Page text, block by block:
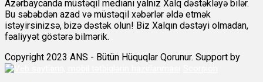
Azərbaycanda müstəqil medianı yalnız Xalq dəstəkləyə bilər.
Bu səbəbdən azad və müstəqil xəbərlər əldə etmək
istəyirsinizsə, bizə dəstək olun! Biz Xalqın dəstəyi olmadan,
fəaliyyət göstərə bilmərik.
Copyright 2023 ANS - Bütün Hüquqlar Qorunur. Support by